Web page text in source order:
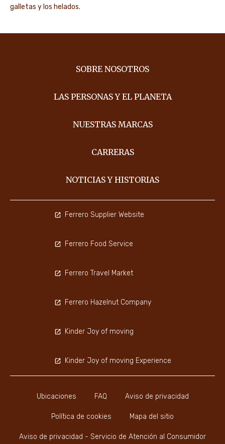
galletas y los helados.
SOBRE NOSOTROS
LAS PERSONAS Y EL PLANETA
NUESTRAS MARCAS
CARRERAS
NOTICIAS Y HISTORIAS
Ubicaciones FAQ Aviso de privacidad
Política de cookies Mapa del sitio
Aviso de privacidad - Servicio de Atención al Consumidor
Ferrero Supplier Website
Ferrero Food Service
Ferrero Travel Market
Ferrero Hazelnut Company
Kinder Joy of moving
Kinder Joy of moving Experience